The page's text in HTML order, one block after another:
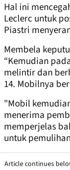
Hal ini
Leclerc untuk
Piastri
Membela
“Kemudian
melintir dan
14. Mobilnya
"Mobil
menerima
memperjelas
untuk
Article continues